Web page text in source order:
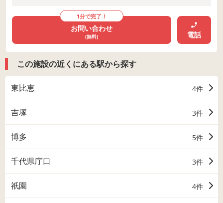
1分で完了！
お問い合わせ
(無料) 電話
この施設の近くにある駅から探す
東比恵 4件
吉塚 3件
博多 5件
千代県庁口 3件
祇園 4件